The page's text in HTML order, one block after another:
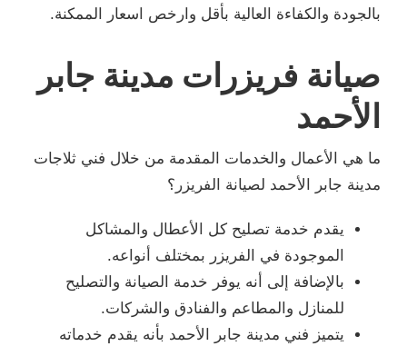
بالجودة والكفاءة العالية بأقل وارخص اسعار الممكنة.
صيانة فريزرات مدينة جابر
الأحمد
ما هي الأعمال والخدمات المقدمة من خلال فني ثلاجات
مدينة جابر الأحمد لصيانة الفريزر؟
يقدم خدمة تصليح كل الأعطال والمشاكل
الموجودة في الفريزر بمختلف أنواعه.
بالإضافة إلى أنه يوفر خدمة الصيانة والتصليح
للمنازل والمطاعم والفنادق والشركات.
يتميز فني مدينة جابر الأحمد بأنه يقدم خدماته